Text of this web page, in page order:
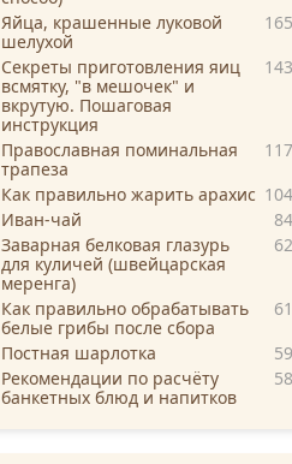
Яйца, крашенные луковой
шелухой
165
Секреты приготовления яиц
всмятку, "в мешочек" и
вкрутую. Пошаговая
инструкция
143
Православная поминальная
трапеза
117
Как правильно жарить арахис 104
Иван-чай 84
Заварная белковая глазурь
для куличей (швейцарская
меренга)
62
Как правильно обрабатывать
белые грибы после сбора
61
Постная шарлотка 59
Рекомендации по расчёту
банкетных блюд и напитков
58